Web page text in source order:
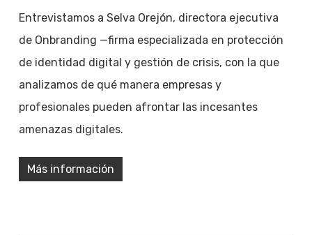
Entrevistamos a Selva Orejón, directora ejecutiva
de Onbranding —firma especializada en protección
de identidad digital y gestión de crisis, con la que
analizamos de qué manera empresas y
profesionales pueden afrontar las incesantes
amenazas digitales.
Más información